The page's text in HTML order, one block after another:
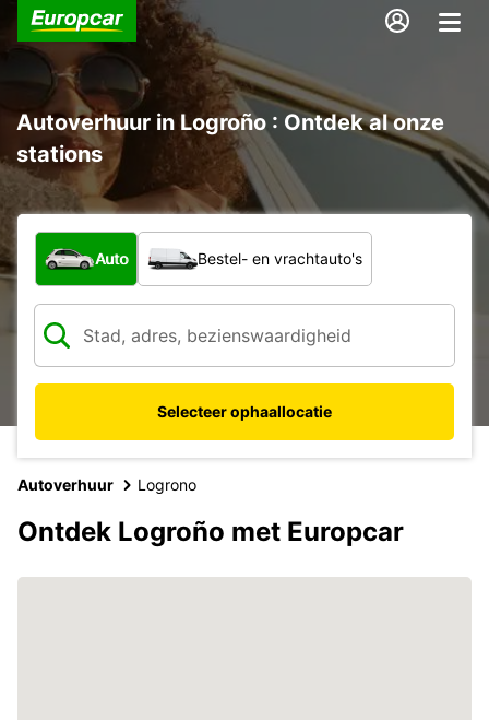
Autoverhuur in Logroño : Ontdek al onze
stations
Welk type voertuig?
Auto Bestel- en vrachtauto's
Selecteer ophaallocatie
Autoverhuur Logrono
Ontdek Logroño met Europcar